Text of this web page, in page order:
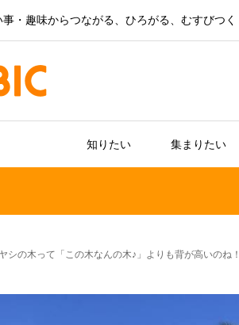
・趣味からつながる、ひろがる、むすびつく
知りたい 集まりたい
シの木って「この木なんの木♪」よりも背が高いのね！